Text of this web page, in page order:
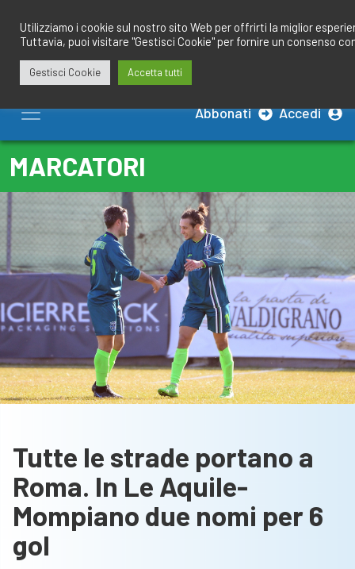
contenuto
Abbonati Accedi
MARCATORI
Tutte le strade portano a
Roma. In Le Aquile-
Mompiano due nomi per 6
gol
Utilizziamo i cookie sul nostro sito Web per offrirti la miglior
Tuttavia, puoi visitare "Gestisci Cookie" per fornire un consenso
Gestisci Cookie Accetta tutti